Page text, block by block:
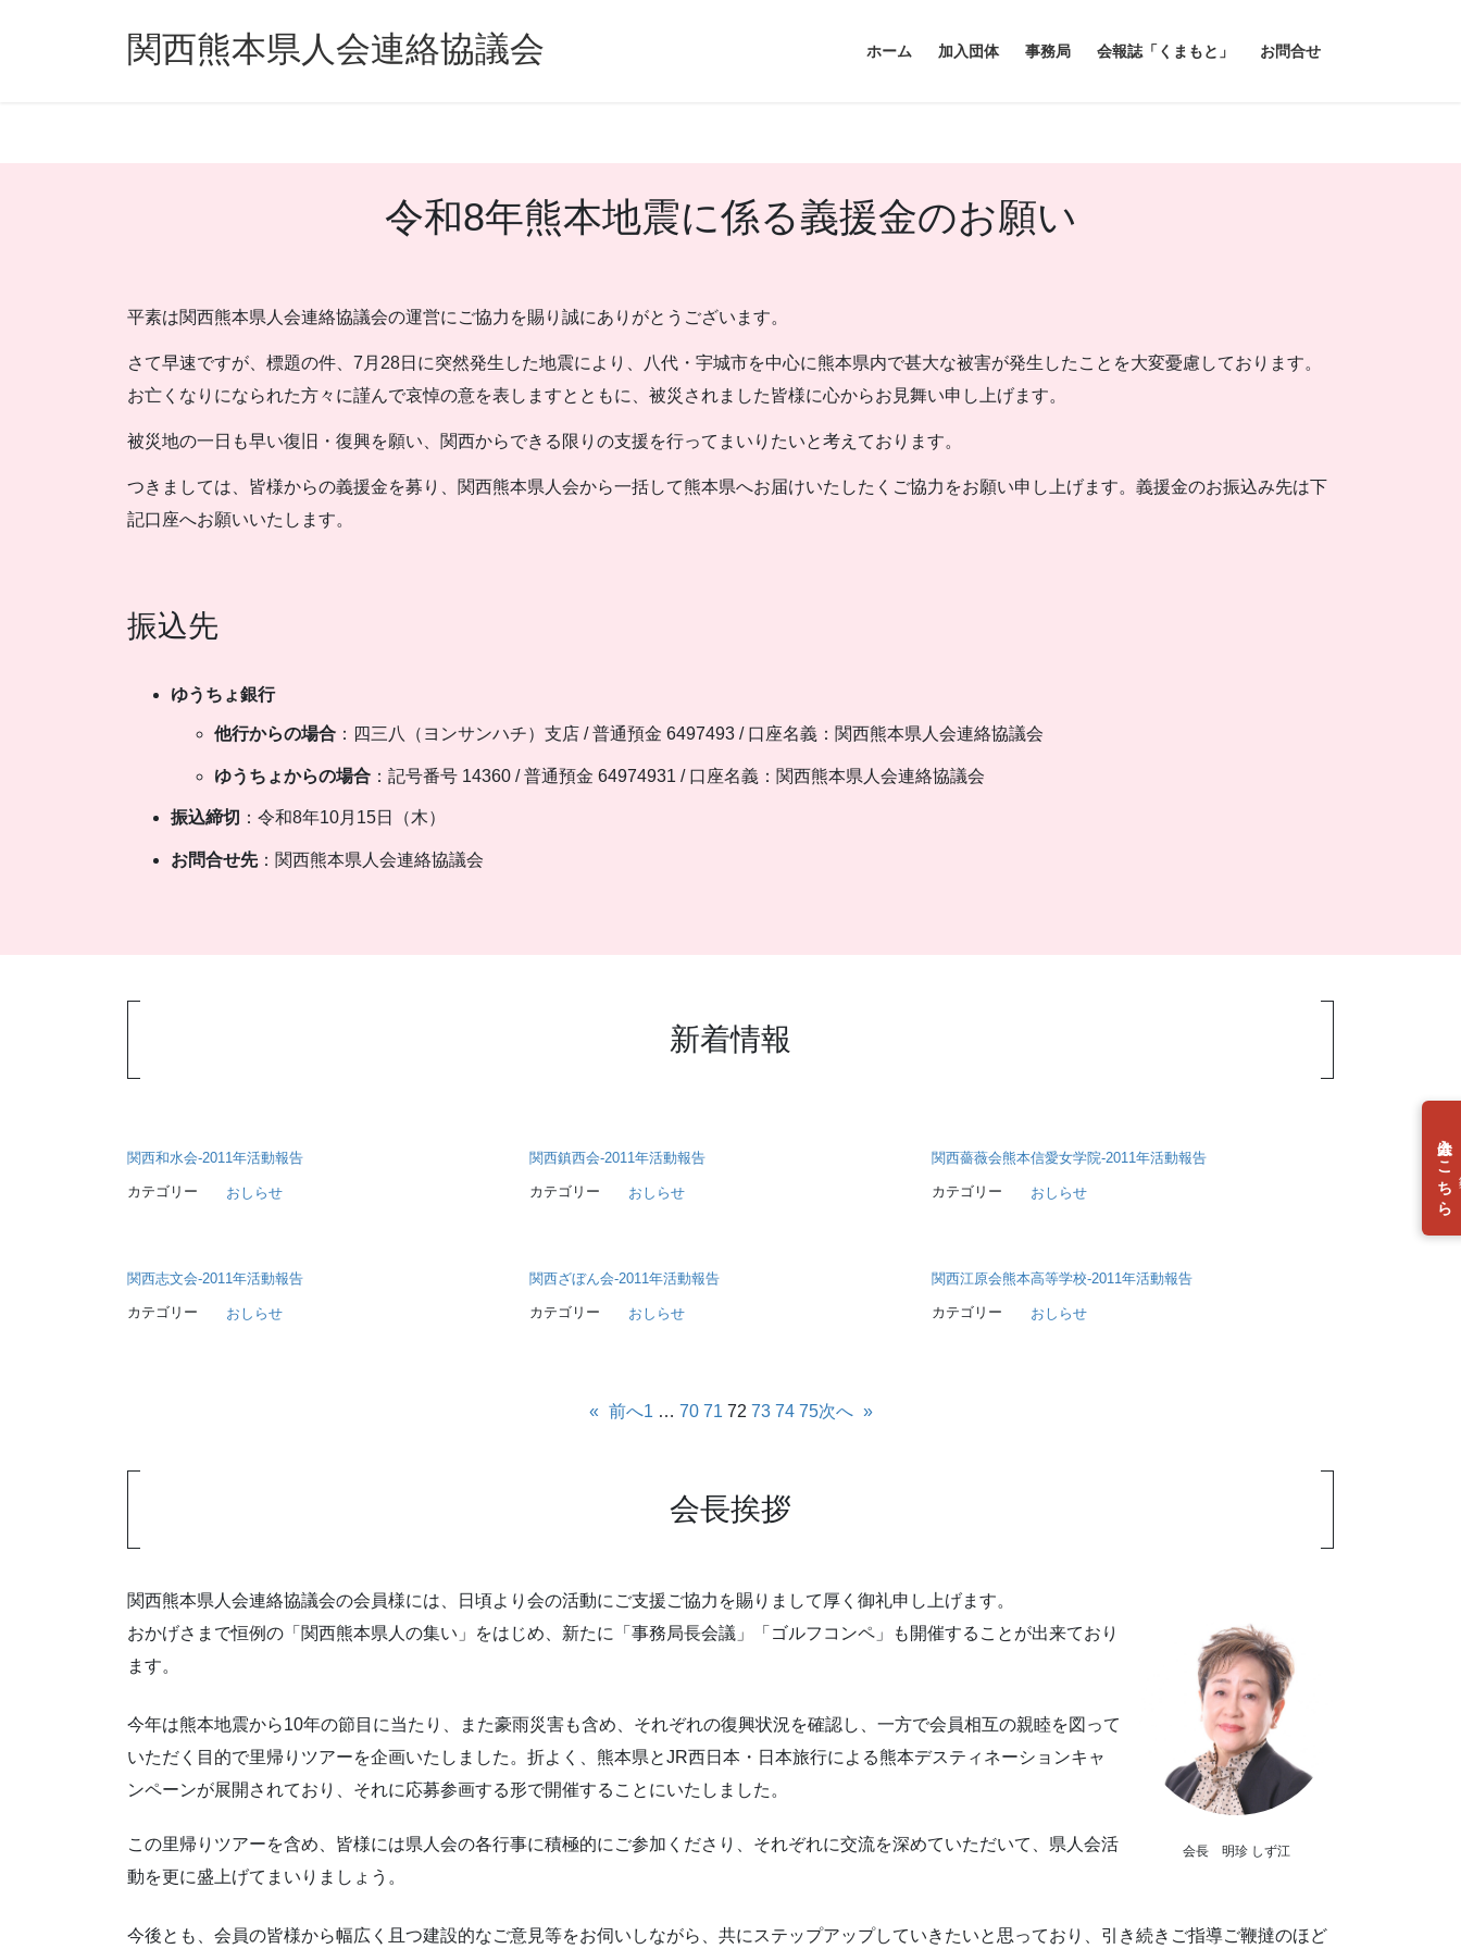
関西熊本県人会連絡協議会 ホーム 加入団体 事務局 会報誌「くまもと」 お問合せ
令和8年熊本地震に係る義援金のお願い
平素は関西熊本県人会連絡協議会の運営にご協力を賜り誠にありがとうございます。
さて早速ですが、標題の件、7月28日に突然発生した地震により、八代・宇城市を中心に熊本県内で甚大な被害が発生したことを大変憂慮しております。
お亡くなりになられた方々に謹んで哀悼の意を表しますとともに、被災されました皆様に心からお見舞い申し上げます。
被災地の一日も早い復旧・復興を願い、関西からできる限りの支援を行ってまいりたいと考えております。
つきましては、皆様からの義援金を募り、関西熊本県人会から一括して熊本県へお届けいたしたくご協力をお願い申し上げます。義援金のお振込み先は下
記口座へお願いいたします。
振込先
ゆうちょ銀行
他行からの場合 ：四三八（ヨンサンハチ）支店 / 普通預金 6497493 / 口座名義：関西熊本県人会連絡協議会
ゆうちょからの場合 ：記号番号 14360 / 普通預金 64974931 / 口座名義：関西熊本県人会連絡協議会
振込締切 ：令和8年10月15日（木）
お問合せ先：関西熊本県人会連絡協議会
新着情報
関西和水会-2011年活動報告
カテゴリー おしらせ
関西鎮西会-2011年活動報告
カテゴリー おしらせ
関西薔薇会熊本信愛女学院-2011年活動報告
カテゴリー おしらせ
関西志文会-2011年活動報告
カテゴリー おしらせ
関西ざぼん会-2011年活動報告
カテゴリー おしらせ
関西江原会熊本高等学校-2011年活動報告
カテゴリー おしらせ
« 前へ1 … 70 71 72 73 74 75次へ »
会長挨拶
会長 明珍 しず江
関西熊本県人会連絡協議会の会員様には、日頃より会の活動にご支援ご協力を賜りまして厚く御礼申し上げます。
おかげさまで恒例の「関西熊本県人の集い」をはじめ、新たに「事務局長会議」「ゴルフコンペ」も開催することが出来ており
ます。
今年は熊本地震から10年の節目に当たり、また豪雨災害も含め、それぞれの復興状況を確認し、一方で会員相互の親睦を図って
いただく目的で里帰りツアーを企画いたしました。折よく、熊本県とJR西日本・日本旅行による熊本デスティネーションキャ
ンペーンが展開されており、それに応募参画する形で開催することにいたしました。
この里帰りツアーを含め、皆様には県人会の各行事に積極的にご参加くださり、それぞれに交流を深めていただいて、県人会活
動を更に盛上げてまいりましょう。
今後とも、会員の皆様から幅広く且つ建設的なご意見等をお伺いしながら、共にステップアップしていきたいと思っており、引き続きご指導ご鞭撻のほど
入会はこちら